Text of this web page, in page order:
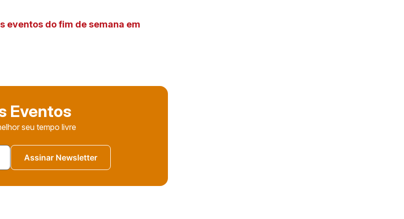
eventos do fim de semana em
Eventos
seu tempo livre
Assinar Newsletter